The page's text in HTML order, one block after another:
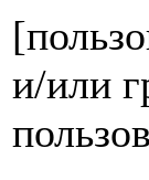
и/или